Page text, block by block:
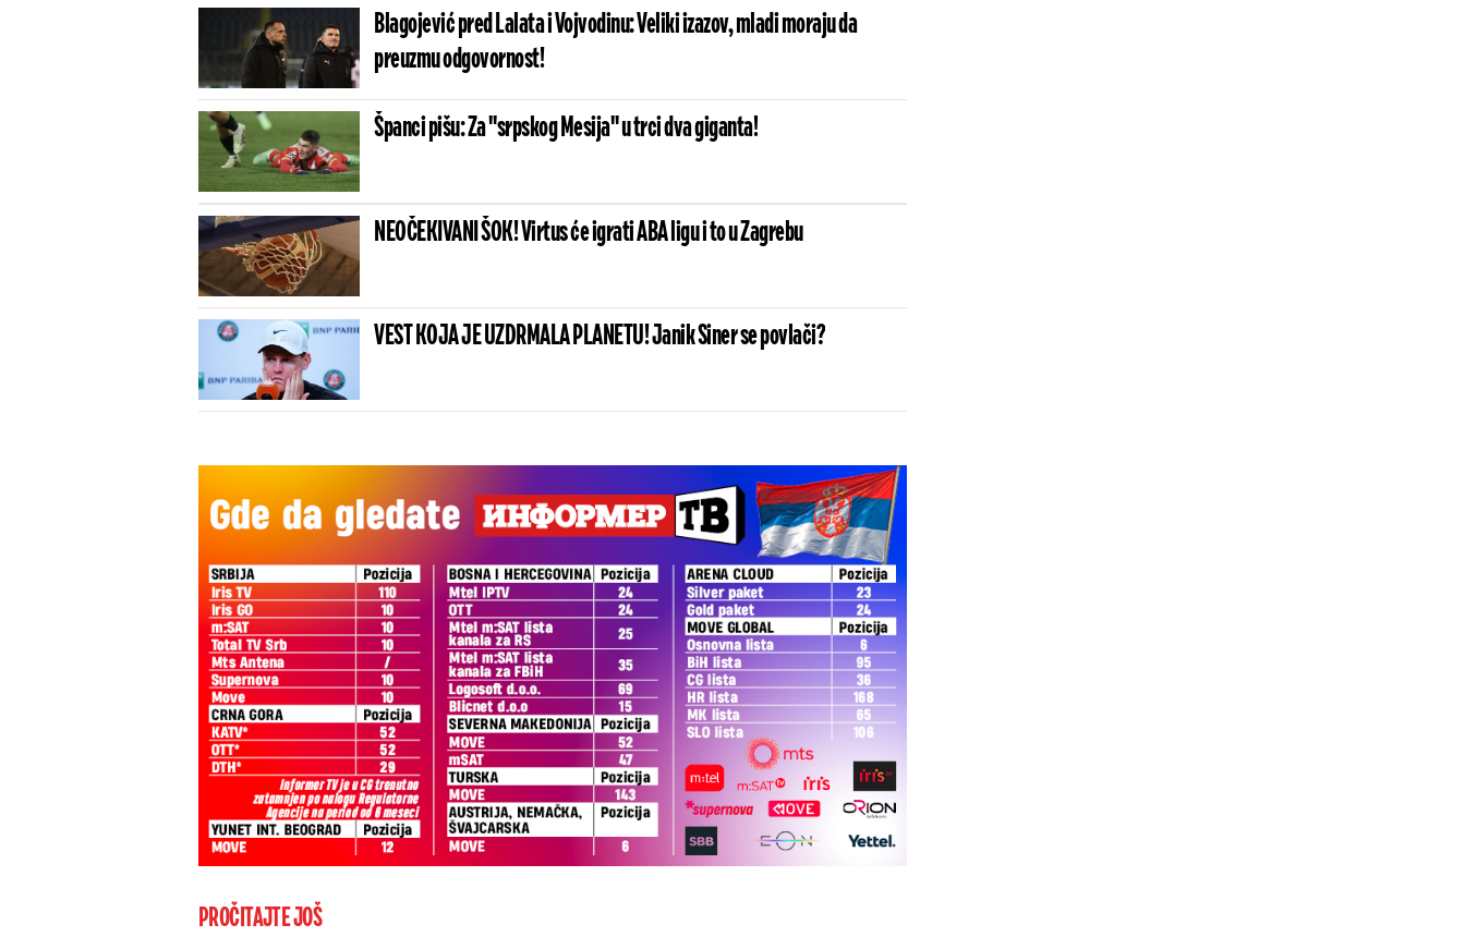
Blagojević pred Lalata i Vojvodinu: Veliki izazov, mladi moraju da
preuzmu odgovornost!
Španci pišu: Za "srpskog Mesija" u trci dva giganta!
NEOČEKIVANI ŠOK! Virtus će igrati ABA ligu i to u Zagrebu
VEST KOJA JE UZDRMALA PLANETU! Janik Siner se povlači?
PROČITAJTE JOŠ